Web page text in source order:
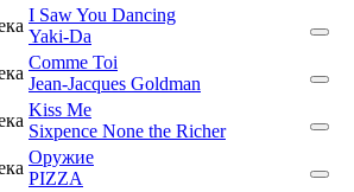
I Saw You Dancing
Yaki-Da
Comme Toi
Jean-Jacques Goldman
Kiss Me
Sixpence None the Richer
Оружие
PIZZA